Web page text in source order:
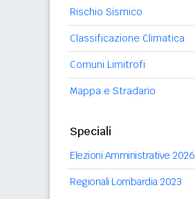
Rischio Sismico
Classificazione Climatica
Comuni Limitrofi
Mappa e Stradario
Speciali
Elezioni Amministrative 2026
Regionali Lombardia 2023